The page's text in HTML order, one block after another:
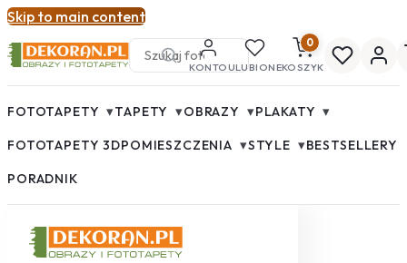
Skip to main content
KONTOULUBIONE
0
KOSZYK
FOTOTAPETY ▾TAPETY ▾OBRAZY ▾PLAKATY ▾
FOTOTAPETY 3DPOMIESZCZENIA ▾STYLE ▾BESTSELLERY
PORADNIK